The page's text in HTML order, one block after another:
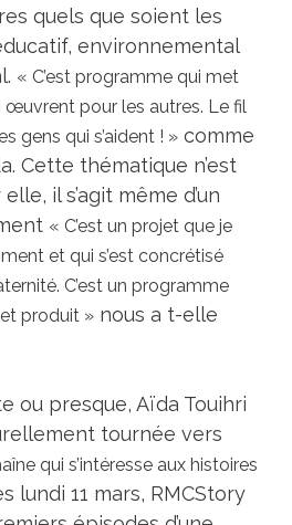
quels que soient les
environnemental
« C’est programme qui met
œuvrent pour les autres. Le fil
gens qui s’aident ! » comme
Cette thématique n’est
il s’agit même d’un
« C’est un projet que je
et qui s’est concrétisé
C’est un programme
produit » nous a t-elle
ou presque, Aïda Touihri
tournée vers
qui s’intéresse aux histoires
lundi 11 mars, RMCStory